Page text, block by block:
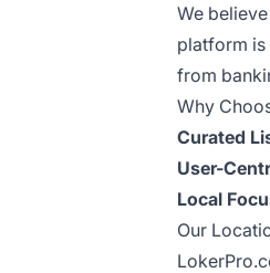
We
platform is
from
Why
Curated
User-
Local
Our